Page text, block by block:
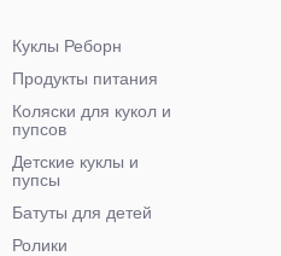
Куклы Реборн
Продукты питания
Коляски для кукол и
пупсов
Детские куклы и
пупсы
Батуты для детей
Ролики